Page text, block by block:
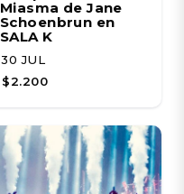
Miasma de Jane
Schoenbrun en
SALA K
30 JUL
$2.200